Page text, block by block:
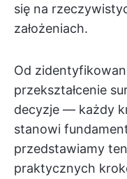
się na
założeniach.
Od
przekształcenie
decyzje — każdy
stanowi
przedstawiamy
praktycznych